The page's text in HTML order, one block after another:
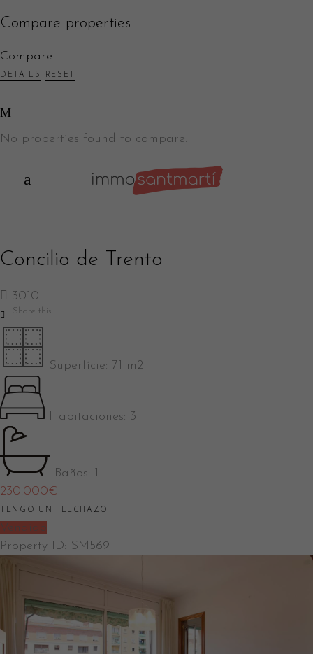
Compare properties
Compare
DETAILS RESET
No properties found to compare.
Concilio de Trento
3010
Share this
Superfície: 71 m2
Habitaciones: 3
Baños: 1
230.000€
TENGO UN FLECHAZO
Vendido
Property ID: SM569